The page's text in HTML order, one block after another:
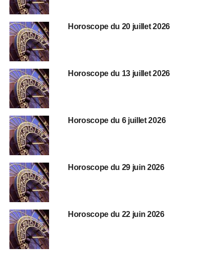
Horoscope du 20 juillet 2026
Horoscope du 13 juillet 2026
Horoscope du 6 juillet 2026
Horoscope du 29 juin 2026
Horoscope du 22 juin 2026